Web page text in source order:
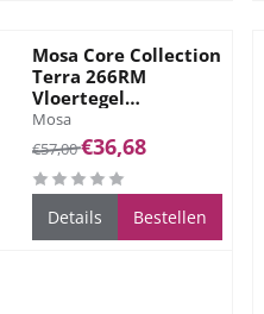
Mosa Core Collection
Terra 266RM
Vloertegel
Rel.150X150 Licht
Beige (RM = Antislip)
7,5mm Mat R11
Merk:
Mosa
Van 57,00 voor 36,68
€57,00€36,68
Details Bestellen